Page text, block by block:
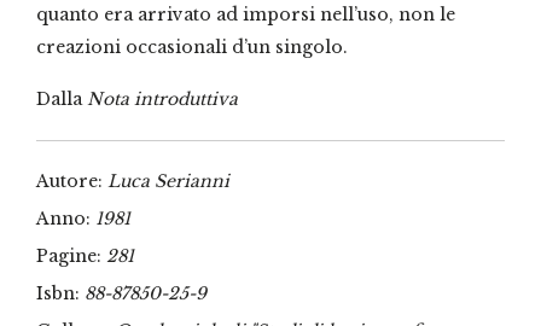
quanto era arrivato ad imporsi nell’uso, non le
creazioni occasionali d’un singolo.
DallaNota introduttiva
Autore: Luca Serianni
Anno: 1981
Pagine: 281
Isbn: 88-87850-25-9